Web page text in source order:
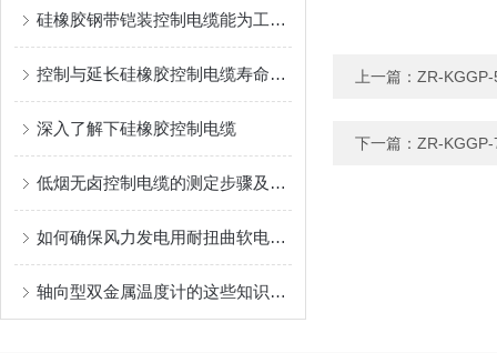
硅橡胶钢带铠装控制电缆能为工业生产和各类工程提供可靠的保障
控制与延长硅橡胶控制电缆寿命的方法
深入了解下硅橡胶控制电缆
低烟无卤控制电缆的测定步骤及注意事项
如何确保风力发电用耐扭曲软电缆长期可靠运行？
轴向型双金属温度计的这些知识点是你所要了解的
上一篇： ZR-
下一篇： ZR-